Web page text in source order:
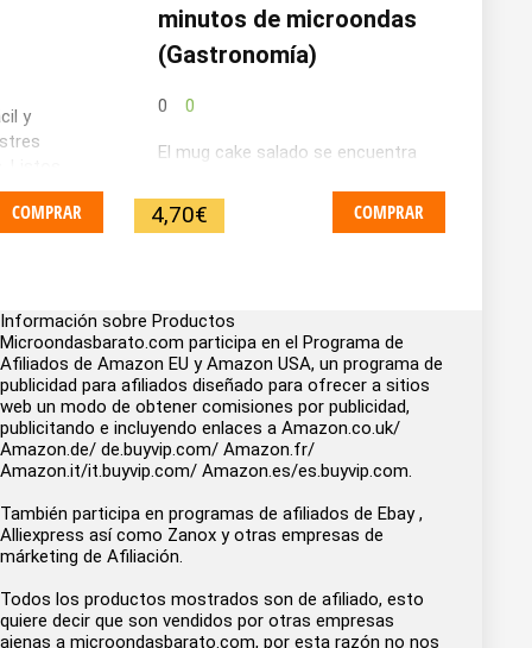
y
y fáciles
una
COMPRAR
minutos de microondas
(Gastronomía)
0 0
El mug cake salado se encuentra
el pastel salado. Se come con
cuchara o con los dedos, puede
encontrarás más de 30 variantes
de este divertido tentempié y que
gustarán a todo el mundo: de
carne, ...
4,70€ COMPRAR
Información sobre Productos
Microondasbarato.com participa en el Programa de
Afiliados de Amazon EU y Amazon USA, un programa de
publicidad para afiliados diseñado para ofrecer a sitios
web un modo de obtener comisiones por publicidad,
publicitando e incluyendo enlaces a Amazon.co.uk/
Amazon.de/ de.buyvip.com/ Amazon.fr/
Amazon.it/it.buyvip.com/ Amazon.es/es.buyvip.com.
También participa en programas de afiliados de Ebay ,
Alliexpress así como Zanox y otras empresas de
márketing de Afiliación.
Todos los productos mostrados son de afiliado, esto
quiere decir que son vendidos por otras empresas
ajenas a microondasbarato.com, por esta razón no nos